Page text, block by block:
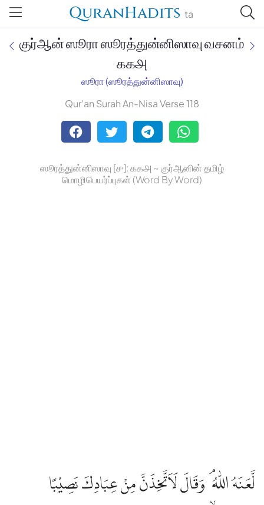
QuranHadits ta
Jan Trust Foundation
Mufti Omar Sheriff Qasimi,
குர்ஆன் ஸூரா ஸூரத்துன்னிஸாவு வசனம்
௧௧௮
ஸூரா (ஸூரத்துன்னிஸாவு)
Qur'an Surah An-Nisa Verse 118
ஸூரத்துன்னிஸாவு [௪]: ௧௧௮ ~ குர்ஆனின் தமிழ்
மொழிபெயர்ப்புகள் (Word By Word)
لَّعَنَهُ اللّٰهُ ۘ وَقَالَ لَاَتَّخِذَنَّ مِنْ عِبَادِكَ نَصِيْبًا